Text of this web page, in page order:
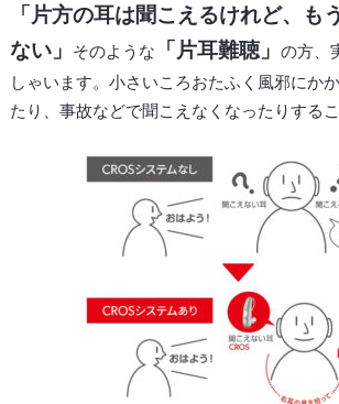
「片方の耳は聞こえるけれど、も
ない」
そのような 「片耳難聴」 の方、
しゃいます。小さいころおたふく風邪にか
たり、事故などで聞こえなくなったりするこ